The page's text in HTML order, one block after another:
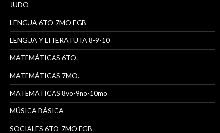
JUDO
LENGUA 6TO-7MO EGB
LENGUA Y LITERATUTA 8-9-10
MATEMÁTICAS 6TO.
MATEMÁTICAS 7MO.
MATEMÁTICAS 8vo-9no-10mo
MÚSICA BÁSICA
SOCIALES 6TO-7MO EGB